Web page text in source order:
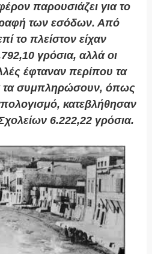
παρουσιάζει για το
των εσόδων. Από
το πλείστον είχαν
γρόσια, αλλά οι
έφταναν περίπου τα
τα συμπληρώσουν, όπως
κατεβλήθησαν
6.222,22 γρόσια.